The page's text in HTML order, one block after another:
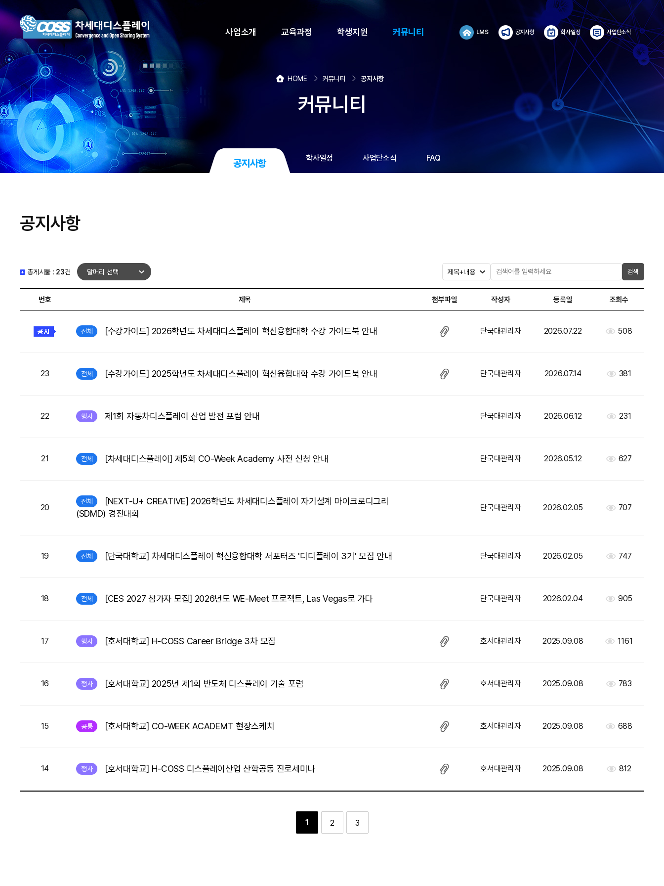
LMS 공지사항 학사일정 사업단소식
사업소개 교육과정 학생지원 커뮤니티
HOME 커뮤니티 공지사항
커뮤니티
공지사항 학사일정 사업단소식 FAQ
공지사항
총게시물 : 23건 검색
번호 제목 첨부파일 작성자 등록일 조회수
전체 [수강가이드] 2026학년도 차세대디스플레이 혁신융합대학 수강 가이드북 안내 단국대관리자 2026.07.22 508
23 전체 [수강가이드] 2025학년도 차세대디스플레이 혁신융합대학 수강 가이드북 안내 단국대관리자 2026.07.14 381
22 행사 제1회 자동차디스플레이 산업 발전 포럼 안내 단국대관리자 2026.06.12 231
21 전체 [차세대디스플레이] 제5회 CO-Week Academy 사전 신청 안내 단국대관리자 2026.05.12 627
20
전체
[NEXT-U+ CREATIVE] 2026학년도 차세대디스플레이 자기설계 마이크로디그리
(SDMD) 경진대회
단국대관리자 2026.02.05 707
19 전체 [단국대학교] 차세대디스플레이 혁신융합대학 서포터즈 '디디플레이 3기' 모집 안내 단국대관리자 2026.02.05 747
18 전체 [CES 2027 참가자 모집] 2026년도 WE-Meet 프로젝트, Las Vegas로 가다 단국대관리자 2026.02.04 905
17 행사 [호서대학교] H-COSS Career Bridge 3차 모집 호서대관리자 2025.09.08 1161
16 행사 [호서대학교] 2025년 제1회 반도체 디스플레이 기술 포럼 호서대관리자 2025.09.08 783
15 공통 [호서대학교] CO-WEEK ACADEMT 현장스케치 호서대관리자 2025.09.08 688
14 행사 [호서대학교] H-COSS 디스플레이산업 산학공동 진로세미나 호서대관리자 2025.09.08 812
1 2 3